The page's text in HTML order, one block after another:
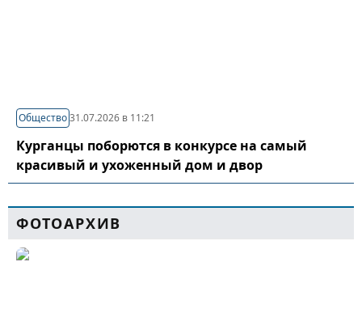
Общество31.07.2026 в 11:21
Курганцы поборются в конкурсе на самый
красивый и ухоженный дом и двор
ФОТОАРХИВ